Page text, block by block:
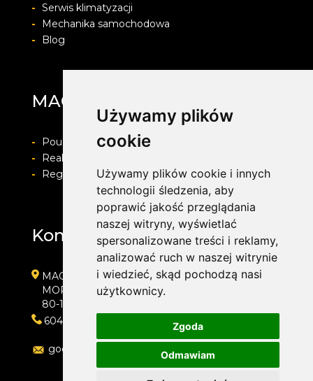
Używamy plików
cookie
Używamy plików cookie i innych
technologii śledzenia, aby
poprawić jakość przeglądania
naszej witryny, wyświetlać
spersonalizowane treści i reklamy,
analizować ruch w naszej witrynie
i wiedzieć, skąd pochodzą nasi
użytkownicy.
Zgoda
Odmawiam
- Serwis klimatyzacji
-
Mechanika samochodowa
-
Blog
MAG Opony
-
Pouczenie o prawie do odstapienia od umowy
-
Realizacja zamówienia i formy płatności
-
Regulamin i Polityka prywatności
Kontakt
MAG Opony
MORENOWA 6
80-172 GDAŃSK
604889000
goc.artur@gmail.com